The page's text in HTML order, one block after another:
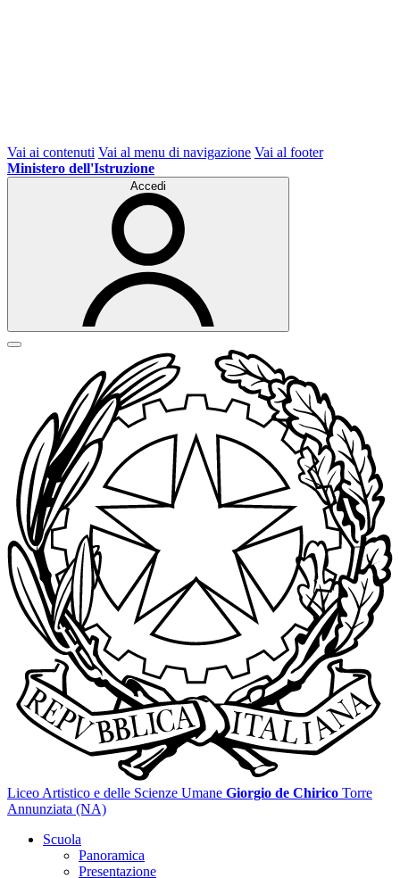
Vai ai contenuti Vai al menu di navigazione Vai al footer
Ministero dell'Istruzione
Accedi
Liceo Artistico e delle Scienze Umane Giorgio de Chirico Torre
Annunziata (NA)
Scuola
Panoramica
Presentazione